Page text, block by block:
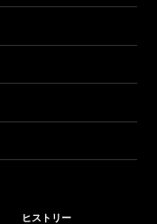
ヒストリー